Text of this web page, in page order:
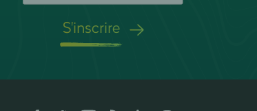
S'inscrire